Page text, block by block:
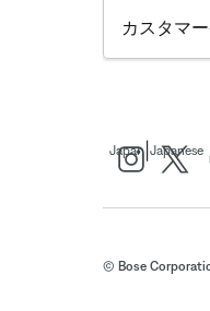
カスタマ
Japan Japanese
© Bose